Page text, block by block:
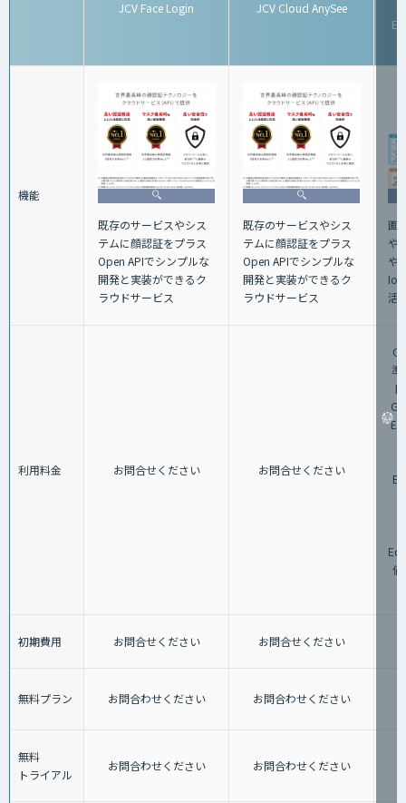
JCV Face Login
JCV Cloud AnySee
機能
既存のサービスやシス
テムに顔認証をプラス
Open APIでシンプルな
開発と実装ができるク
ラウドサービス
既存のサービスやシス
テムに顔認証をプラス
Open APIでシンプルな
開発と実装ができるク
ラウドサービス
画
や
や
活
利用料金 お問合せください お問合せください
準
価
初期費用 お問合せください お問合せください
無料プラン お問合わせください お問合わせください
無料
トライアル
お問合わせください お問合わせください